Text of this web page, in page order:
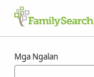
Mga Ngalan